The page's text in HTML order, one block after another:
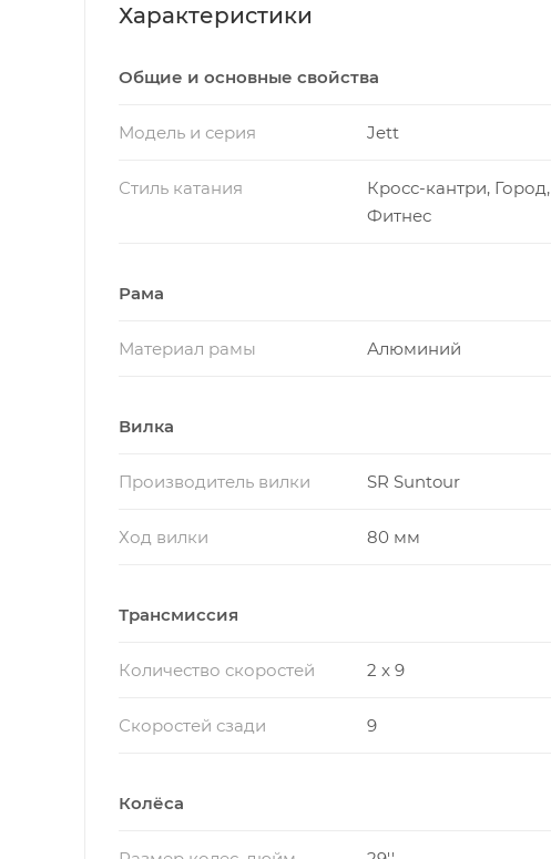
Характеристики
Общие и основные свойства
Модель и серия Jett
Стиль катания
Кросс-кантри, Город,
Фитнес
Рама
Материал рамы Алюминий
Вилка
Производитель вилки SR Suntour
Ход вилки 80 мм
Трансмиссия
Количество скоростей 2 x 9
Скоростей сзади 9
Колёса